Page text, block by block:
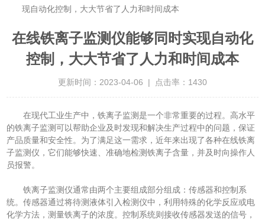
现自动化控制，大大节省了人力和时间成本
在线铁离子监测仪能够同时实现自动化
控制，大大节省了人力和时间成本
更新时间：2023-04-06 | 点击率：1430
在现代工业生产中，铁离子监测是一个非常重要的过程。高水平
的铁离子监测可以帮助企业及时发现和解决生产过程中的问题，保证
产品质量和安全性。为了满足这一需求，近年来出现了各种在线铁离
子监测仪，它们能够快速、准确地检测铁离子含量，并及时向操作人
员报警。
铁离子监测仪通常由两个主要组成部分组成：传感器和控制系
统。传感器通过将待测液体引入检测仪中，利用特殊的化学反应或电
化学方法，测量铁离子的浓度。控制系统则接收传感器发送的信号，